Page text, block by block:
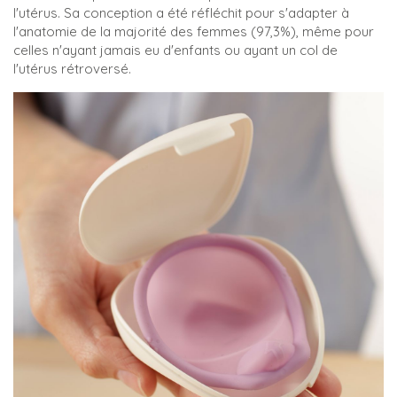
l'utérus. Sa conception a été réfléchit pour s'adapter à
l'anatomie de la majorité des femmes (97,3%), même pour
celles n'ayant jamais eu d'enfants ou ayant un col de
l'utérus rétroversé.